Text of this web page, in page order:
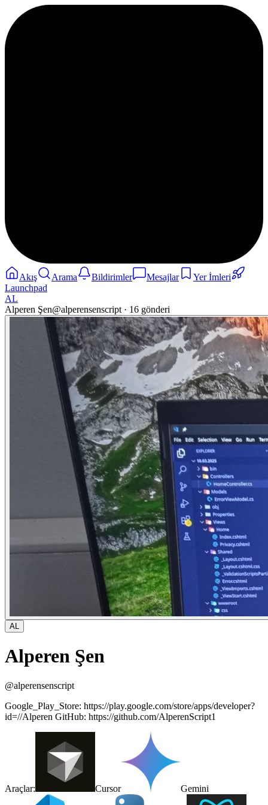
Akış Arama Bildirimler Mesajlar
Yer İmleri
Launchpad
AL
Alperen Şen@alperensenscript · 16 gönderi
AL
Alperen Şen
@alperensenscript
Google_Play_Store: https://play.google.com/store/apps/developer?
id=//Alperen GitHub: https://github.com/AlperenScript1
Araçlar: Cursor Gemini